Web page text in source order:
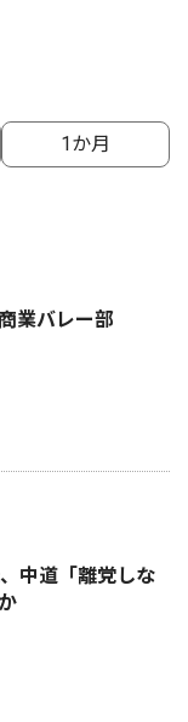
1か月
業バレー部
中道「離党しな